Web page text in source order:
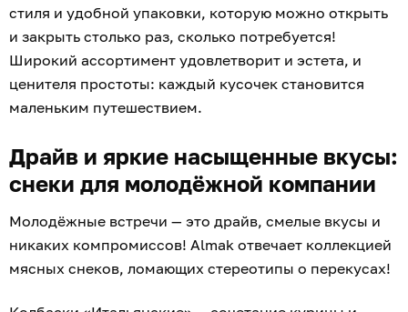
стиля и удобной упаковки, которую можно открыть
и закрыть столько раз, сколько потребуется!
Широкий ассортимент удовлетворит и эстета, и
ценителя простоты: каждый кусочек становится
маленьким путешествием.
Драйв и яркие насыщенные вкусы:
снеки для молодёжной компании
Молодёжные встречи — это драйв, смелые вкусы и
никаких компромиссов! Almak отвечает коллекцией
мясных снеков, ломающих стереотипы о перекусах!